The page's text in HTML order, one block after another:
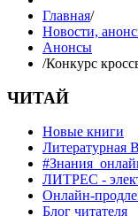
Главная/
Новости,
Анонсы
/Конкурс
ЧИТАЙ
Новые книги
Литературная
ЛИТРЕС -
Онлайн-
Блог читателя